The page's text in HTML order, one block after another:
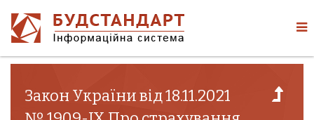
Закон України від 18.11.2021